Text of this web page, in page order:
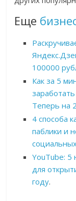
Еще
100000
Как за 5
Теперь на
4 способа
паблики и
YouTube: 5
для
году.